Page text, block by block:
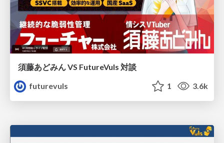
須藤あどみん VS FutureVuls 対談
futurevuls
1 3.6k